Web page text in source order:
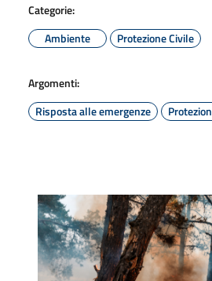
Categorie:
Ambiente
Protezione Civile
Argomenti:
Risposta alle emergenze